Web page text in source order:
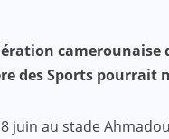
des Sports pourrait
juin au stade